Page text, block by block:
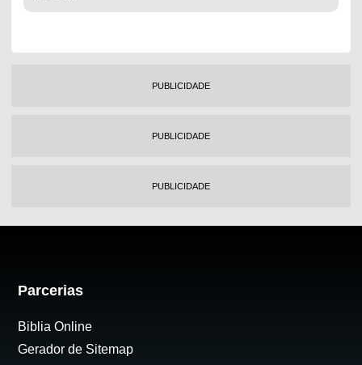
PUBLICIDADE
PUBLICIDADE
PUBLICIDADE
Parcerias
Biblia Online
Gerador de Sitemap